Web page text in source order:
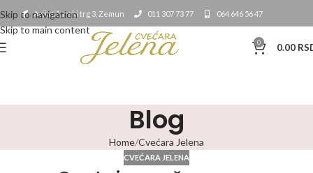
Skip to navigation
Skip to main content
Avijatičarski trg 3, Zemun 011 307 73 77 064 646 56 47
0 0.00
Blog
Home Cvećara Jelena
CVEĆARA JELENA